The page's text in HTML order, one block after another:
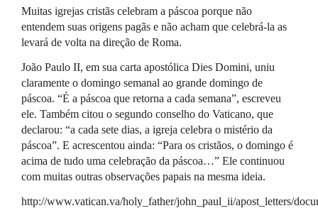
Muitas igrejas cristãs celebram a páscoa porque não
entendem suas origens pagãs e não acham que celebrá-la as
levará de volta na direção de Roma.
João Paulo II, em sua carta apostólica Dies Domini, uniu
claramente o domingo semanal ao grande domingo de
páscoa. “É a páscoa que retorna a cada semana”, escreveu
ele. Também citou o segundo conselho do Vaticano, que
declarou: “a cada sete dias, a igreja celebra o mistério da
páscoa”. E acrescentou ainda: “Para os cristãos, o domingo é
acima de tudo uma celebração da páscoa…” Ele continuou
com muitas outras observações papais na mesma ideia.
http://www.vatican.va/holy_father/john_paul_ii/apost_letters/